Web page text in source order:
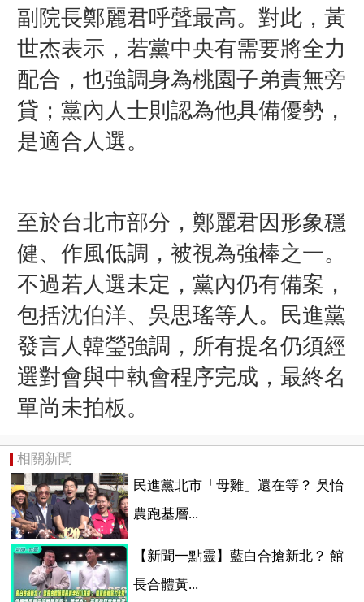
副院長鄭麗君呼聲最高。對此，黃
世杰表示，若黨中央有需要將全力
配合，也強調身為桃園子弟責無旁
貸；黨內人士則認為他具備優勢，
是適合人選。
至於台北市部分，鄭麗君因形象穩
健、作風低調，被視為強棒之一。
不過若人選未定，黨內仍有備案，
包括沈伯洋、 吳思瑤等人。民進黨
發言人韓瑩強調，所有提名仍須經
選對會與中執會程序完成，最終名
單尚未拍板。
相關新聞
民進黨北市「母雞」還在等？ 吳怡
農跑基層...
【新聞一點靈】藍白合搶新北？ 館
長合體黃...